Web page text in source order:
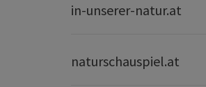
in-unserer-natur.at
naturschauspiel.at